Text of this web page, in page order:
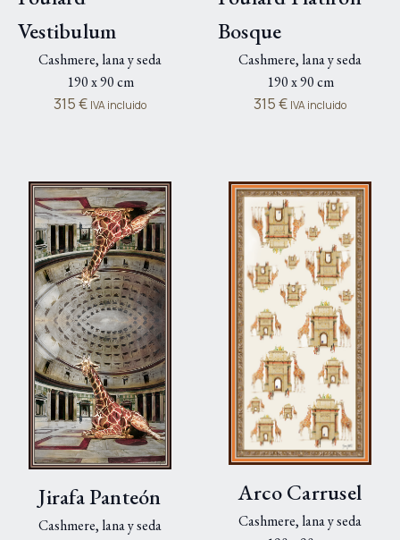
Vestibulum
Cashmere, lana y seda
190 x 90 cm
315€ IVA incluido
Bosque
Cashmere, lana y seda
190 x 90 cm
315€ IVA incluido
Jirafa Panteón
Cashmere, lana y seda
Arco Carrusel
Cashmere, lana y seda